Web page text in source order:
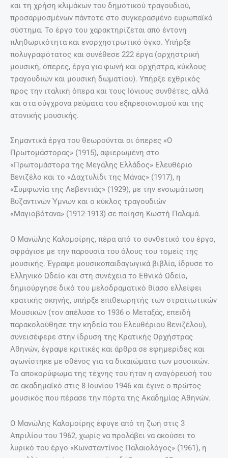
και τη χρήση κλιμάκων του δημοτικού τραγουδιού,
προσαρμοσμένων πάντοτε στο συγκερασμένο ευρωπαϊκό
σύστημα. Το έργο του χαρακτηρίζεται από έντονη
πληθωρικότητα και ενορχηστρωτικό όγκο. Υπήρξε
πολυγραφότατος και συνέθεσε 222 έργα (ορχηστρική
μουσική, όπερες, έργα για φωνή και ορχήστρα, κύκλους
τραγουδιών και μουσική δωματίου). Υπήρξε εχθρικός
προς την ιταλική όπερα και τους Ιόνιους συνθέτες, αλλά
και στα σύγχρονα ρεύματα του εξπρεσιονισμού και της
ατονικής μουσικής.
Σημαντικά έργα του θεωρούνται οι όπερες «Ο
Πρωτομάστορας» (1915), αφιερωμένη στο
«Πρωτομάστορα της Μεγάλης Ελλάδος» Ελευθέριο
Βενιζέλο και το «Δαχτυλίδι της Μάνας» (1917), η
«Συμφωνία της Λεβεντιάς» (1929), με την ενσωμάτωση
Βυζαντινών Ύμνων και ο κύκλος τραγουδιών
«Μαγιοβότανα» (1912-1913) σε ποίηση Κωστή Παλαμά.
Ο Μανώλης Καλομοίρης, πέρα από το συνθετικό του έργο,
σφράγισε με την παρουσία του όλους του τομείς της
μουσικής. Έγραψε μουσικοπαιδαγωγικά βιβλία, ίδρυσε το
Ελληνικό Ωδείο και στη συνέχεια το Εθνικό Ωδείο,
δημιούργησε δικό του μελοδραματικό θίασο ελλείψει
κρατικής σκηνής, υπήρξε επιθεωρητής των στρατιωτικών
Μουσικών (τον απέλυσε το 1936 ο Μεταξάς, επειδή
παρακολούθησε την κηδεία του Ελευθέριου Βενιζέλου),
συνεισέφερε στην ίδρυση της Κρατικής Ορχήστρας
Αθηνών, έγραψε κριτικές και άρθρα σε εφημερίδες και
αγωνίστηκε με σθένος για τα δικαιώματα των μουσικών.
Το αποκορύφωμα της τέχνης του ήταν η αναγόρευσή του
σε ακαδημαϊκό στις 8 Ιουνίου 1946 και έγινε ο πρώτος
μουσικός που πέρασε την πόρτα της Ακαδημίας Αθηνών.
Ο Μανώλης Καλομοίρης έφυγε από τη ζωή στις 3
Απριλίου του 1962, χωρίς να προλάβει να ακούσει το
λυρικό του έργο «Κωνσταντίνος Παλαιολόγος» (1961), η